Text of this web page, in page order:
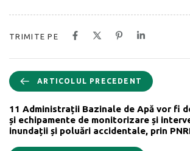
TRIMITE PE
ARTICOLUL PRECEDENT
11 Administrații Bazinale de Apă vor fi
și echipamente de monitorizare și
inundații și poluări accidentale, prin